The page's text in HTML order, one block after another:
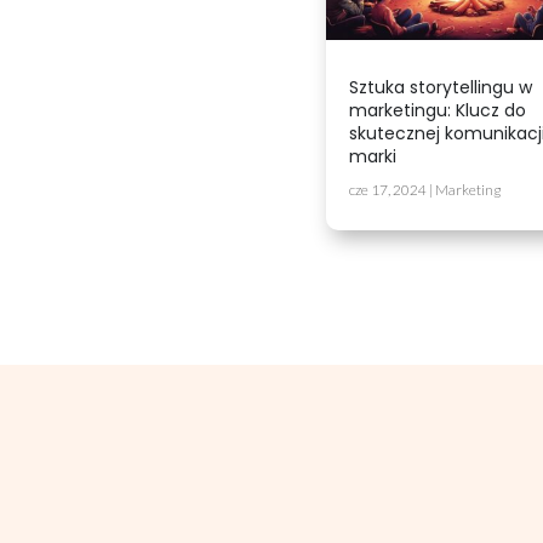
Sztuka storytellingu w
marketingu: Klucz do
skutecznej
marki
cze 17, 2024 | Marketing